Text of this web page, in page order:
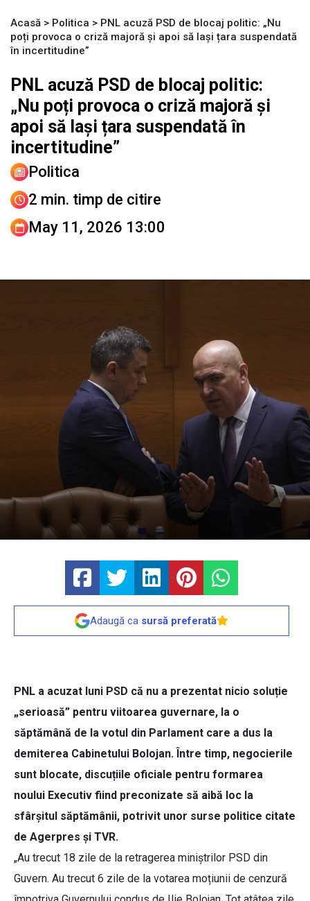
Acasă > Politica > PNL acuză PSD de blocaj politic: „Nu
poți provoca o criză majoră și apoi să lași țara suspendată
în incertitudine”
PNL acuză PSD de blocaj politic:
„Nu poți provoca o criză majoră și
apoi să lași țara suspendată în
incertitudine”
Politica
2 min. timp de citire
May 11, 2026 13:00
Adaugă ca sursă preferată
PNL a acuzat luni PSD că nu a prezentat nicio soluție
„serioasă” pentru viitoarea guvernare, la o
săptămână de la votul din Parlament care a dus la
demiterea Cabinetului Bolojan. Între timp, negocierile
sunt blocate, discuțiile oficiale pentru formarea
noului Executiv fiind preconizate să aibă loc la
sfârșitul săptămânii, potrivit unor surse politice citate
de Agerpres și TVR.
„Au trecut 18 zile de la retragerea miniștrilor PSD din
Guvern. Au trecut 6 zile de la votarea moțiunii de cenzură